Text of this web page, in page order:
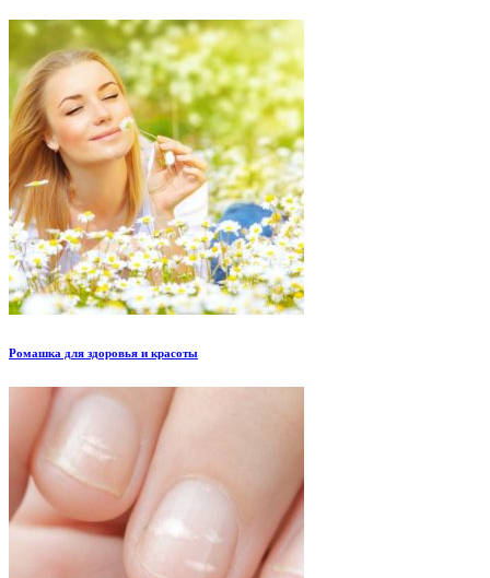
Ромашка для здоровья и красоты